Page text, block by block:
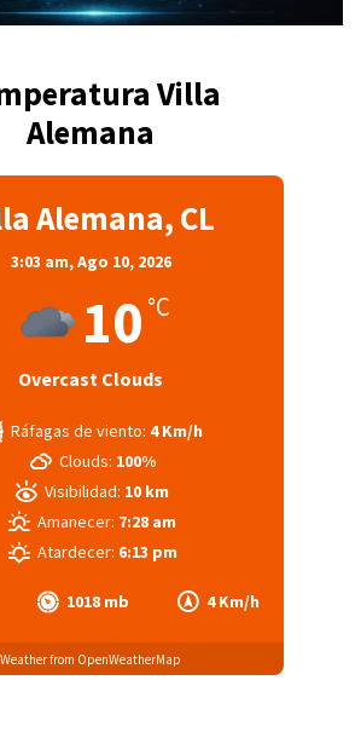
Villa
Alemana
Alemana, CL
3:03 am,Ago 10, 2026
10 °C
Overcast Clouds
1018 mb 4 Km/h
Ráfagas de viento: 4 Km/h
Clouds: 100%
Visibilidad: 10 km
Amanecer: 7:28 am
Atardecer: 6:13 pm
Weather from OpenWeatherMap